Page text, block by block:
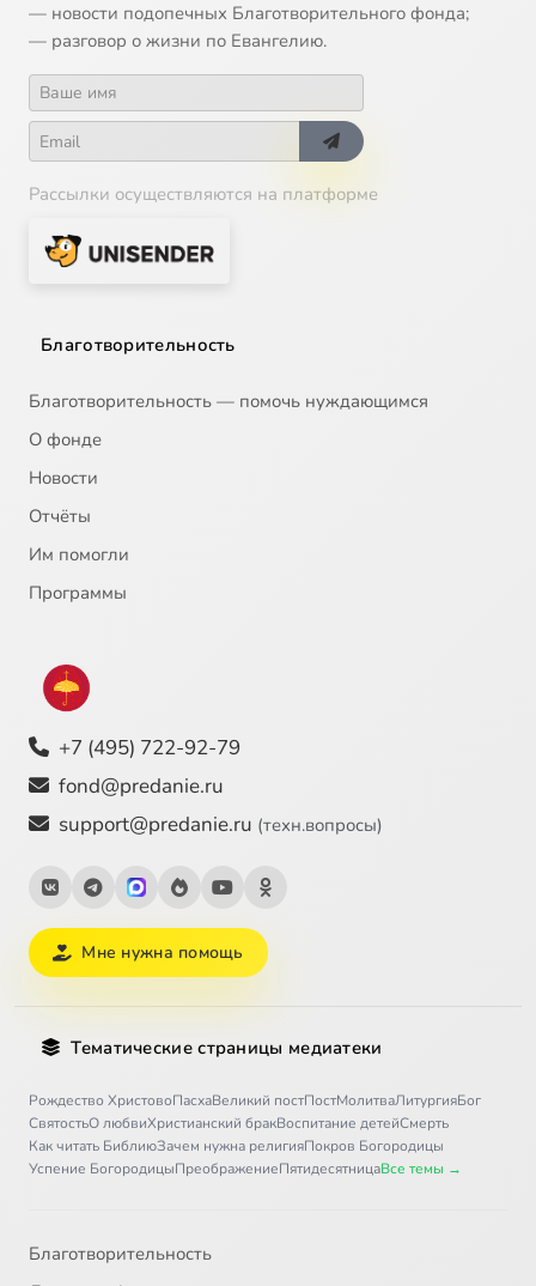
— новости подопечных Благотворительного фонда;
— разговор о жизни по Евангелию.
Рассылки осуществляются на платформе
Благотворительность
Благотворительность — помочь нуждающимся
О фонде
Новости
Отчёты
Им помогли
Программы
+7 (495) 722-92-79
fond@predanie.ru
support@predanie.ru (техн.вопросы)
Мне нужна помощь
Тематические страницы медиатеки
Рождество ХристовоПасхаВеликий постПостМолитваЛитургияБог
СвятостьО любвиХристианский бракВоспитание детейСмерть
Как читать БиблиюЗачем нужна религияПокров Богородицы
Успение БогородицыПреображениеПятидесятницаВсе темы →
Благотворительность